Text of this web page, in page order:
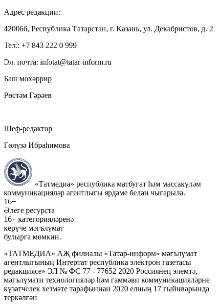
Адрес редакции:
420066, Республика Татарстан, г. Казань, ул. Декабристов, д. 2
Тел.: +7 843 222 0 999
Эл. почта: infotat@tatar-inform.ru
Баш мөхәррир
Рөстәм Гәрәев
Шеф-редактор
Гөлүзә Ибраһимова
«Татмедиа» республика матбугат һәм массакүләм
коммуникацияләр агентлыгы ярдәме белән чыгарыла.
16+
Әлеге ресурста
16+ категорияләренә
керүче мәгълүмат
булырга мөмкин.
«ТАТМЕДИА» АҖ филиалы «Татар-информ» мәгълүмат
агентлыгының Интертат республика электрон газетасы
редакциясе» ЭЛ № ФС 77 - 77652 2020 Россиянең элемтә,
мәгълүмати технологияләр һәм гаммәви коммуникацияләрне
күзәтчелек хезмәте тарафыннан 2020 елның 17 гыйнварында
теркәлгән